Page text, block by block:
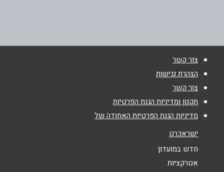
טלפון *
אימייל*
נושא*
אנא חזרו אלי בקשר ל...
צור קשר
הצהרת נגישות
צור קשר
תקנון ומדיניות הגנת הפרטיות
מדיניות הגנת הפרטיות האחודה של
ישראכרט
חדש במועדון
אטרקציות